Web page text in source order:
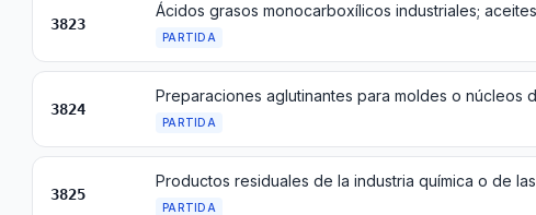
3823
PARTIDA
3824
PARTIDA
3825
PARTIDA